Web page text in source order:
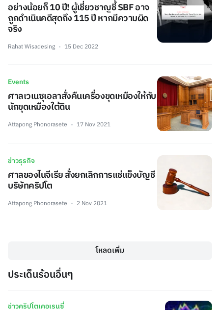
อย่างน้อยก็ 10 ปี! ผู้เชี่ยวชาญชี้ SBF อาจ
ถูกดำเนินคดีสุดถึง 115 ปี หากมีความผิด
จริง
Rahat Wisadesing 15 Dec 2022
Events
ศาลเวเนซุเอลาสั่งคืนเครื่องขุดเหมืองให้กับ
นักขุดเหมืองใต้ดิน
Attapong Phonorasete 17 Nov 2021
ข่าวธุรกิจ
ศาลของไนจีเรีย สั่งยกเลิกการแช่แข็งบัญชี
บริษัทคริปโต
Attapong Phonorasete 2 Nov 2021
โหลดเพิ่ม
ประเด็นร้อนอื่นๆ
ข่าวคริปโตเคอเรนซี่